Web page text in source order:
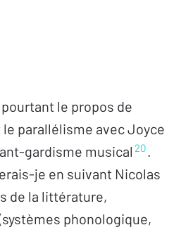
le propos de
parallélisme avec Joyce
gardisme musical 20.
je en suivant Nicolas
de la littérature,
phonologique,